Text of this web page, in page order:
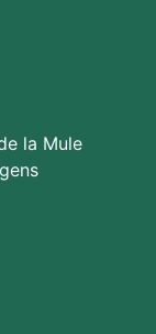
la Mule